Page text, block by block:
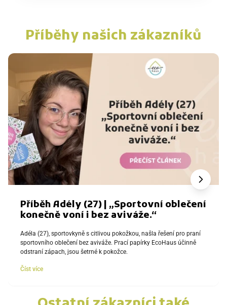
Příběhy našich zákazníků
Příběh Adély (27) | „Sportovní oblečení
konečně voní i bez aviváže.“
Adéla (27), sportovkyně s citlivou pokožkou, našla řešení pro praní
sportovního oblečení bez aviváže. Prací papírky EcoHaus účinně
odstraní zápach, jsou šetrné k pokožce.
Číst více